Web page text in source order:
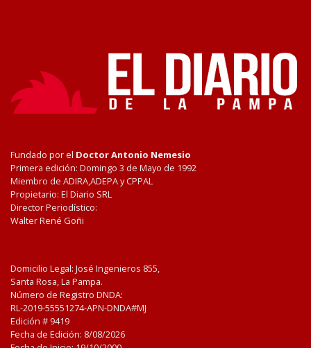
Fundado por el Doctor Antonio Nemesio
Primera edición: Domingo 3 de Mayo de 1992
Miembro de ADIRA,ADEPA y CPPAL
Propietario: El Diario SRL
Director Periodístico:
Walter René Goñi
Domicilio Legal: José Ingenieros 855,
Santa Rosa, La Pampa.
Número de Registro DNDA:
RL-2019-55551274-APN-DNDA#MJ
Edición # 9419
Fecha de Edición: 8/08/2026